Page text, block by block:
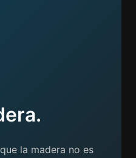
la madera no es